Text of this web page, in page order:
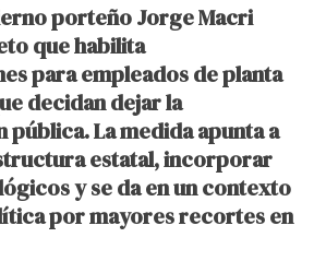
porteño Jorge Macri
que habilita
para empleados de planta
decidan dejar la
La medida apunta a
estatal, incorporar
y se da en un contexto
por mayores recortes en